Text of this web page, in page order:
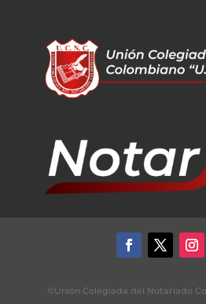
©Unión Colegiada del Notariado